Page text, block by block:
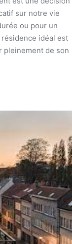
sur notre vie
ou pour un
idéal est
pleinement de son